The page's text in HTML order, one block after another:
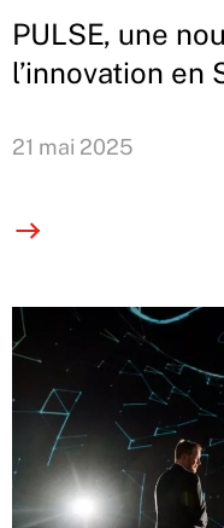
PULSE, une
l’innovation en
21 mai 2025